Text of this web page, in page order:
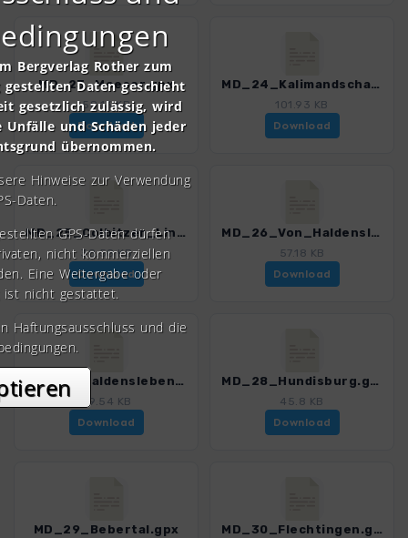
MD_23_Moeser.gpx
58.13 KB
Download
MD_24_Kalimandscharo.gpx
101.93 KB
Download
MD_25_Colbitzer_Lindenwald.gpx
38.58 KB
Download
MD_26_Von_Haldensleben_in_das_Oberholz.gpx
57.18 KB
Download
MD_27_Haldensleben_Großsteingraeber.gpx
39.54 KB
Download
MD_28_Hundisburg.gpx
45.8 KB
Download
MD_29_Bebertal.gpx MD_30_Flechtingen.gpx
Bergverlag Rother zum
Daten geschieht
gesetzlich zulässig, wird
und Schäden jeder
übernommen.
Hinweise zur Verwendung
Daten.
GPS-Daten dürfen
nicht kommerziellen
Eine Weitergabe oder
ist nicht gestattet.
Haftungsausschluss und die